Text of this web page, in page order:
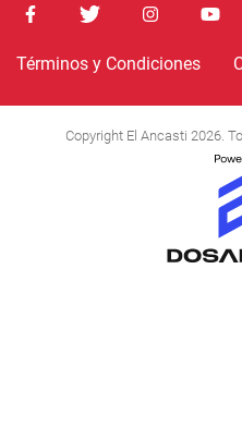
Términos y Condiciones
Copyright El Ancasti 2026.